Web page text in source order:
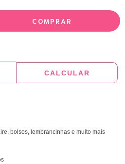
CALCULAR
bolsos, lembrancinhas e muito mais